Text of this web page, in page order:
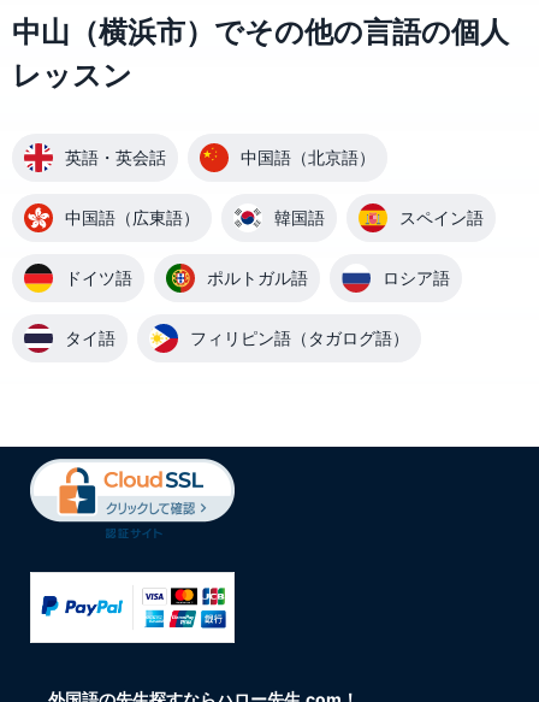
中山（横浜市）でその他の言語の個人
レッスン
英語・英会話 中国語（北京語）
中国語（広東語） 韓国語 スペイン語
ドイツ語 ポルトガル語 ロシア語
タイ語 フィリピン語（タガログ語）